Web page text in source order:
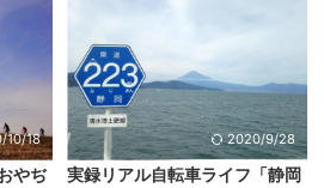
10/18
やぢ
2020/9/28
実録リアル自転車ライフ「静岡